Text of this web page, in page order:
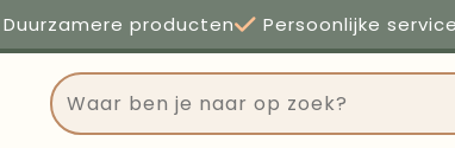
Duurzamere producten Persoonlijke service